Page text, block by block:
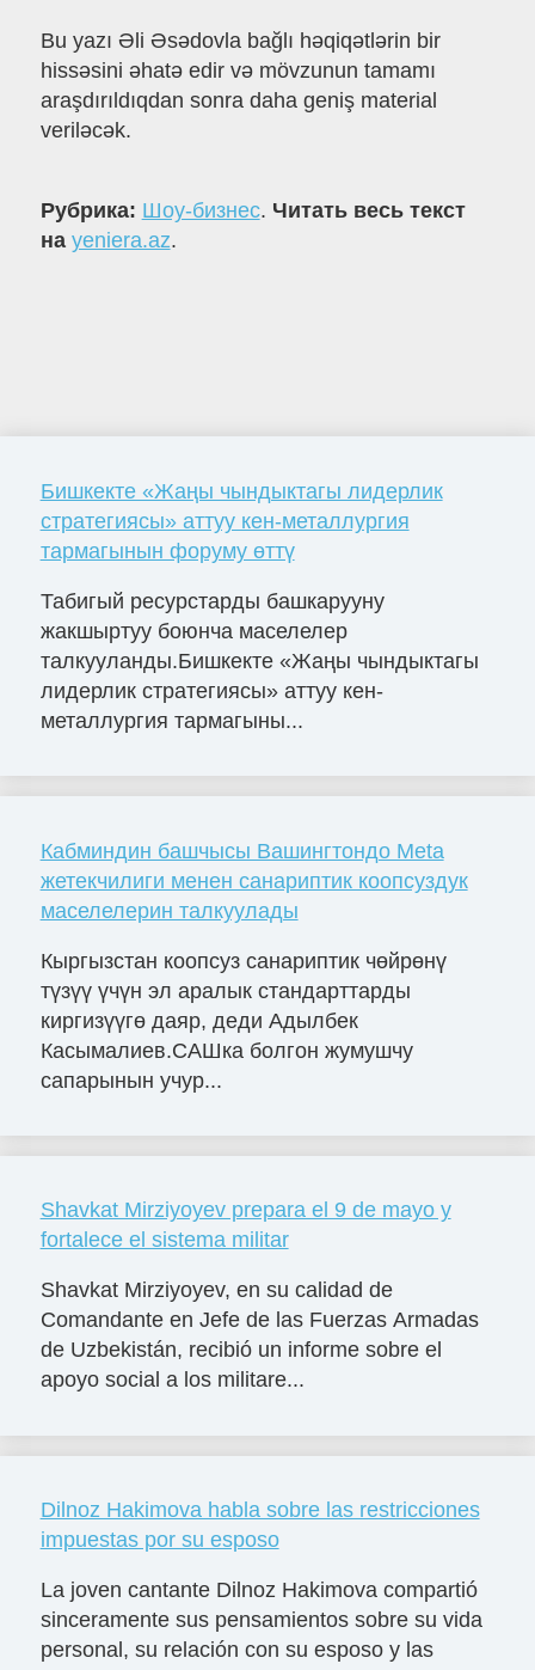
Bu yazı Əli Əsədovla bağlı həqiqətlərin bir
hissəsini əhatə edir və mövzunun tamamı
araşdırıldıqdan sonra daha geniş material
veriləcək.
Рубрика: Шоу-бизнес. Читать весь текст
на yeniera.az.
Бишкекте «Жаңы чындыктагы лидерлик
стратегиясы» аттуу кен-металлургия
тармагынын форуму өттү
Табигый ресурстарды башкарууну
жакшыртуу боюнча маселелер
талкууланды.Бишкекте «Жаңы чындыктагы
лидерлик стратегиясы» аттуу кен-
металлургия тармагыны...
Кабминдин башчысы Вашингтондо Meta
жетекчилиги менен санариптик коопсуздук
маселелерин талкуулады
Кыргызстан коопсуз санариптик чөйрөнү
түзүү үчүн эл аралык стандарттарды
киргизүүгө даяр, деди Адылбек
Касымалиев.САШка болгон жумушчу
сапарынын учур...
Shavkat Mirziyoyev prepara el 9 de mayo y
fortalece el sistema militar
Shavkat Mirziyoyev, en su calidad de
Comandante en Jefe de las Fuerzas Armadas
de Uzbekistán, recibió un informe sobre el
apoyo social a los militare...
Dilnoz Hakimova habla sobre las restricciones
impuestas por su esposo
La joven cantante Dilnoz Hakimova compartió
sinceramente sus pensamientos sobre su vida
personal, su relación con su esposo y las